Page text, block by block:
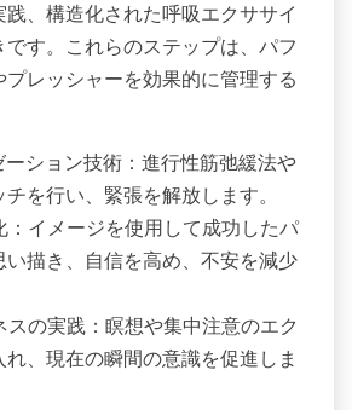
践、構造化された呼吸エクササイ
です。これらのステップは、パフ
プレッシャーを効果的に管理する
ーション技術：進行性筋弛緩法や
を行い、緊張を解放します。
：イメージを使用して成功したパ
い描き、自信を高め、不安を減少
スの実践：瞑想や集中注意のエク
、現在の瞬間の意識を促進しま